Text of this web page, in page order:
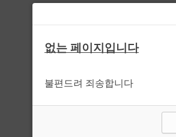
없는 페이지입니다
불편드려 죄송합니다